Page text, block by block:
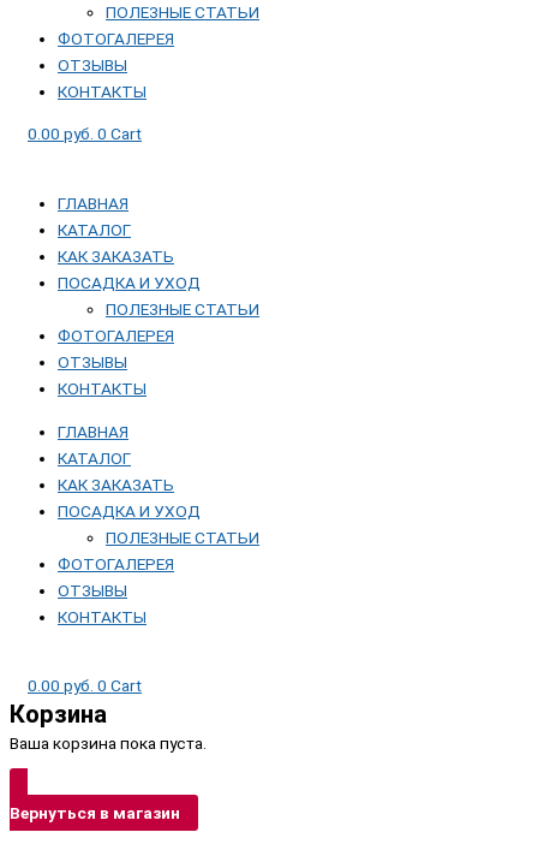
ПОЛЕЗНЫЕ СТАТЬИ
ФОТОГАЛЕРЕЯ
ОТЗЫВЫ
КОНТАКТЫ
0.00 руб. 0 Cart
ГЛАВНАЯ
КАТАЛОГ
КАК ЗАКАЗАТЬ
ПОСАДКА И УХОД
ПОЛЕЗНЫЕ СТАТЬИ
ФОТОГАЛЕРЕЯ
ОТЗЫВЫ
КОНТАКТЫ
ГЛАВНАЯ
КАТАЛОГ
КАК ЗАКАЗАТЬ
ПОСАДКА И УХОД
ПОЛЕЗНЫЕ СТАТЬИ
ФОТОГАЛЕРЕЯ
ОТЗЫВЫ
КОНТАКТЫ
0.00 руб. 0 Cart
Корзина
Ваша корзина пока пуста.
Вернуться в магазин